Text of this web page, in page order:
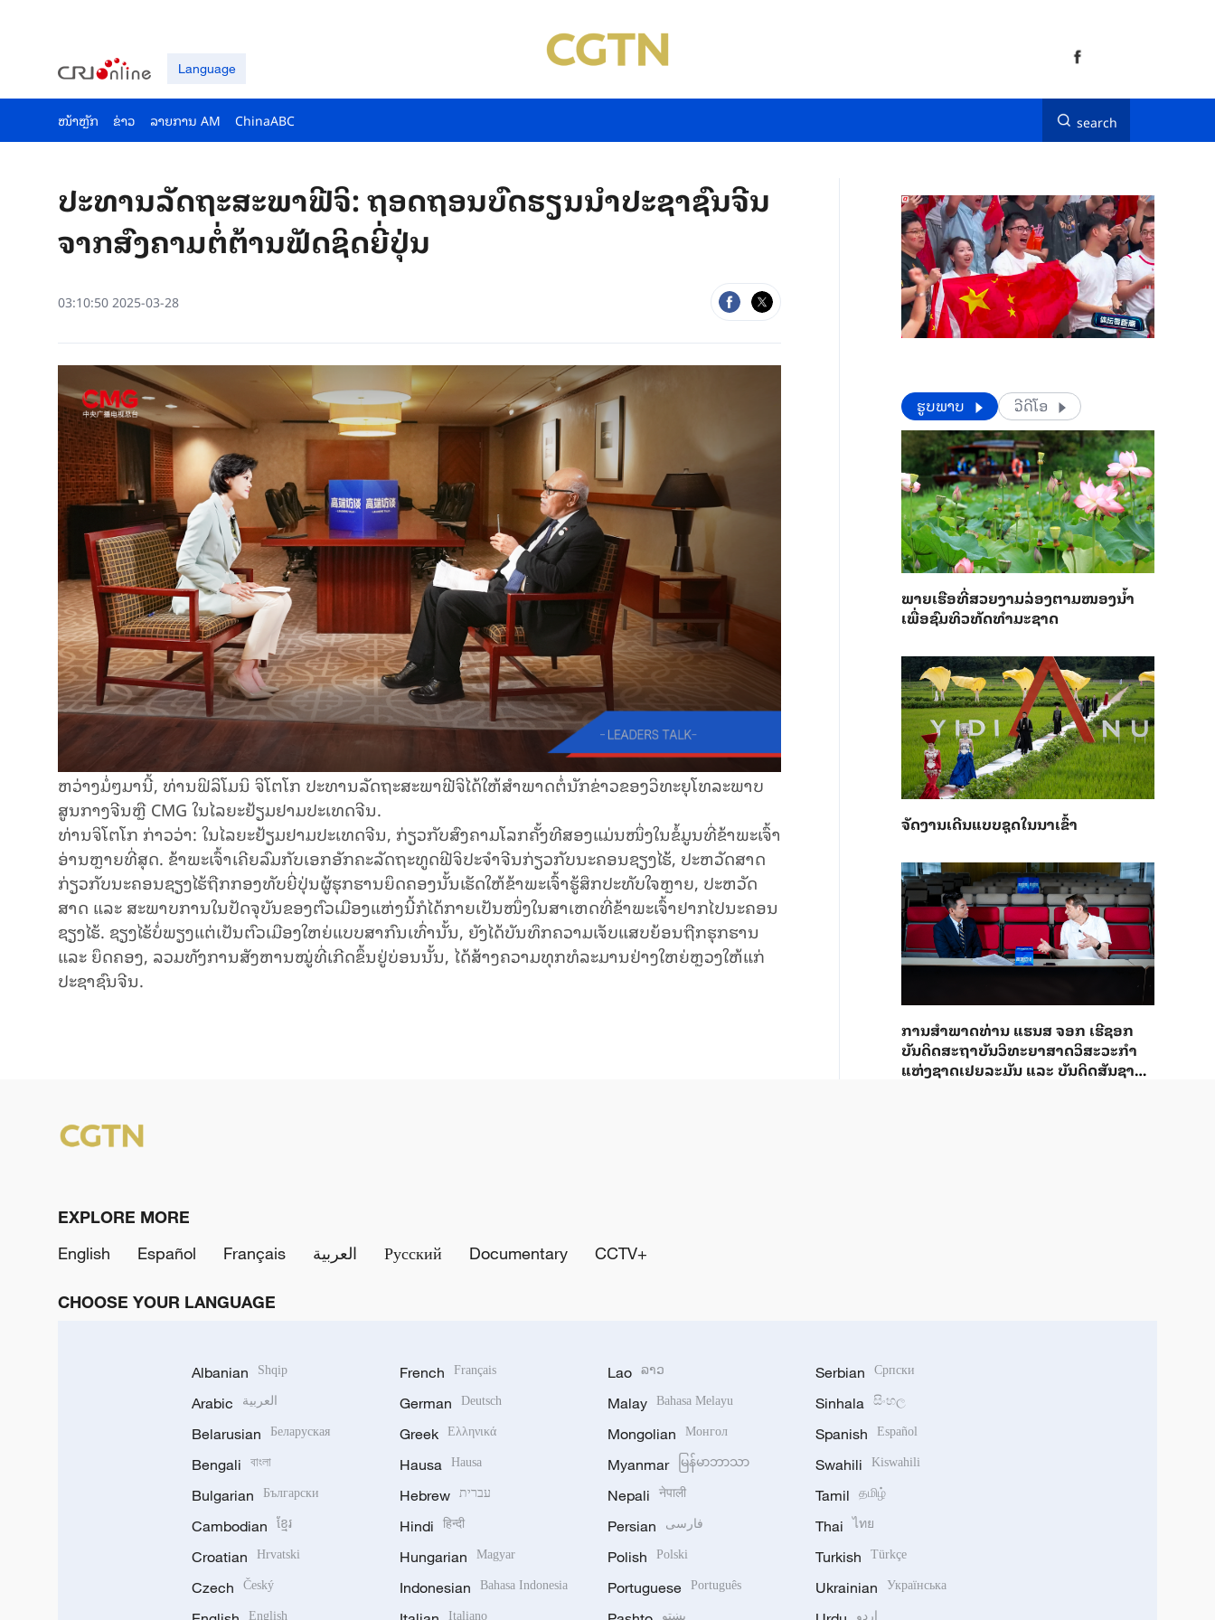
Language
ໜ້າຫຼັກ ຂ່າວ ລາຍ​ການ AM ChinaABC search
ປະທານ​ລັດ​ຖະ​ສະ​ພາ​ຟີ​ຈິ: ຖອດ​ຖອນ​ບົດ​ຮຽນ​ນຳ​ປະ​ຊາ​ຊົນ​ຈີນ​
ຈາກ​ສົງ​ຄາມ​ຕໍ່​ຕ້ານ​ຟັດ​ຊິດ​ຍີ່​ປຸ່ນ​
03:10:50 2025-03-28
ຫວ່າງ​ມໍ່ໆ​ມາ​ນີ້, ທ່ານ​ຟິລິ​ໂມ​ນິ ຈິ​ໂຕ​ໂກ ປະ​ທານ​ລັດ​ຖະ​ສະ​ພາ​ຟີ​ຈິ​ໄດ້​ໃຫ້​ສຳ​ພາດ​ຕໍ່​ນັກ​ຂ່າວຂອງວິ​ທະ​ຍຸ​​ໂທ​ລະ​ພາບ​
ສູນ​ກາງ​ຈີນ​ຫຼື CMG ໃນ​ໄລ​ຍະ​ຢ້ຽມ​ຢາມ​ປະ​ເທດ​ຈີນ.
ທ່ານ​ຈິ​ໂຕ​ໂກ ກ່າວ​ວ່າ: ໃນ​ໄລ​ຍະ​ຢ້ຽມ​ຢາມ​ປະ​ເທດ​ຈີນ, ​ກ່ຽວ​ກັບສົງ​ຄາມ​ໂລກ​ຄັ້ງ​ທີ​ສອງ​ແມ່ນ​ໜຶ່ງ​ໃນ​ຂໍ້​ມູນ​ທີ່​ຂ້າ​ພະ​ເຈົ້າ​
ອ່ານ​ຫຼາຍ​ທີ່​ສຸດ. ຂ້າ​ພະ​ເຈົ້າ​ເຄີຍ​ລົມ​ກັບ​ເອກ​ອັກ​ຄະ​ລັດ​ຖະ​ທູດ​ຟີ​​ຈິ​ປະ​ຈຳ​ຈີນ​ກ່ຽວ​ກັບ​ນະ​ຄອນ​ຊຽງ​ໄຮ້, ປະ​ຫວັດ​ສາດ​
ກ່ຽວ​ກັບ​ນະ​ຄອນ​ຊຽງ​ໄຮ້​ຖືກກອງ​ທັບ​ຍີ່​ປຸ່ນ​ຜູ້​ຮຸກ​ຮານ​ຍຶດ​ຄອງ​ນັ້ນ​ເຮັດ​ໃຫ້​ຂ້າ​ພະ​ເຈົ້າ​ຮູ້​ສຶກ​ປະ​ທັບ​ໃຈ​ຫຼາຍ, ປະ​ຫວັດ​
ສາດ ແລະ ສະ​ພາບ​ການ​​ໃນປັດ​ຈຸ​ບັນ​ຂອງ​ຕົວ​ເມືອງ​ແຫ່ງນີ້​ກໍ​ໄດ້​ກາຍ​ເປັນ​ໜຶ່ງ​ໃນ​ສາ​ເຫດ​ທີ່​ຂ້າ​ພະ​ເຈົ້າ​ຢາກ​ໄປ​ນະ​ຄອນ​
ຊຽງ​ໄຮ້​. ​ຊຽງ​ໄຮ້​ບໍ່​ພຽງ​ແຕ່​ເປັນ​ຕົວ​ເມືອງ​ໃຫຍ່​ແບບ​ສາ​ກົນ​ເທົ່າ​ນັ້ນ, ​ຍັງ​ໄດ້​​ບັນ​ທຶກ​ຄວາມ​ເຈັບ​ແສບ​ຍ້ອນ​ຖືກ​ຮຸກ​ຮານ
ແລະ ຍຶດ​ຄອງ, ລວມ​ທັງການ​ສັງ​ຫານ​ໝູ່​ທີ່​ເກີດ​ຂຶ້ນ​ຢູ່​ບ່ອນ​ນັ້ນ, ໄດ້​ສ້າງ​ຄວາມ​​ທຸກ​ທໍ​ລະ​ມານ​ຢ່າງ​ໃຫຍ່​ຫຼວງ​ໃຫ້​ແກ່​
ປະ​ຊາ​ຊົນ​ຈີນ.
​​ຮູບພາບ ວີດີໂອ
ພາຍ​ເຮືອທີ່​ສວຍ​ງາມ​ລ່ອງ​ຕາມ​​ໜອງນ້ຳ​​
ຈັດງານເດີນແບບຊຸດໃນນາເຂົ້າ
ການ​ສຳ​ພາດ​ທ່ານ ແຮນ​ສ ຈອກ ເຮີ​ຊອກ ​
ບັນ​ດິດ​ສະ​ຖາ​ບັນວິ​ທະ​ຍາ​ສາດວິ​ສະ​ວະ​ກຳ​
ແຫ່ງ​ຊາດ​ເຢຍ​ລະ​ມັນ ແລະ ບັນ​ດິດ​ສັນ​ຊາດ​
EXPLORE MORE
English
Español Français العربية Русский Documentary CCTV+
CHOOSE YOUR LANGUAGE
Albanian Shqip
Arabic العربية
Belarusian Беларуская
Bengali বাংলা
Bulgarian Български
Cambodian ខ្មែរ
Croatian Hrvatski
Czech Český
English
French Français
German Deutsch
Greek Ελληνικά
Hausa Hausa
Hebrew עברית
Hindi हिन्दी
Hungarian Magyar
Indonesian Bahasa Indonesia
Italiano
Lao ລາວ
Malay Bahasa Melayu
Mongolian Монгол
Myanmar မြန်မာဘာသာ
Nepali नेपाली
Persian فارسی
Polish Polski
Portuguese Português
پښتو
Serbian Српски
Sinhala සිංහල
Spanish Español
Swahili Kiswahili
Tamil தமிழ்
Thai ไทย
Turkish Türkçe
Ukrainian Українська
اردو